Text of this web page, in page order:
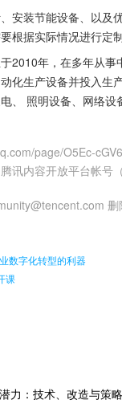
安装节能设备、以
根据实际情况进行定
2010年，在多年从
化生产设备并投入
、 照明设备、网络
page/O5Ec-
讯内容开放平台帐号
删
数字化转型的利器
课
力：技术、改造与策